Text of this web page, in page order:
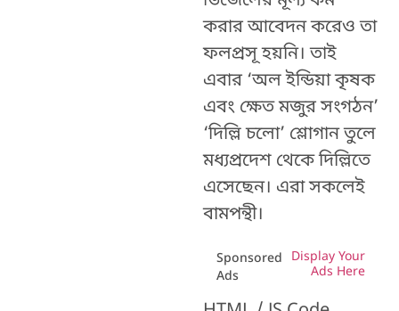
করার আবেদন করেও তা
ফলপ্রসূ হয়নি। তাই
এবার ‘অল ইন্ডিয়া কৃষক
এবং ক্ষেত মজুর সংগঠন’
‘দিল্লি চলো’ শ্লোগান তুলে
মধ্যপ্রদেশ থেকে দিল্লিতে
এসেছেন। এরা সকলেই
বামপন্থী।
Sponsored
Ads
Display Your
Ads Here